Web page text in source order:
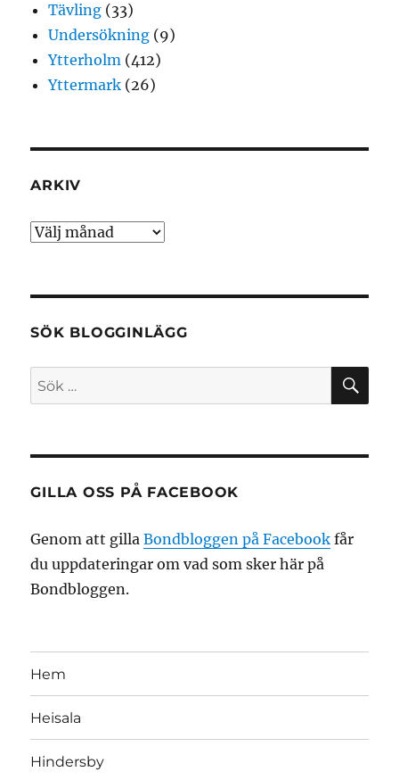
Tävling (33)
Undersökning (9)
Ytterholm (412)
Yttermark (26)
ARKIV
Arkiv
SÖK BLOGGINLÄGG
Sök
efter:
GILLA OSS PÅ FACEBOOK
Genom att gillaBondbloggen på Facebook får
du uppdateringar om vad som sker här på
Bondbloggen.
Hem
Heisala
Hindersby